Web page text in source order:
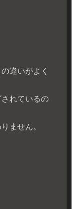
違いがよく
れているの
ません。